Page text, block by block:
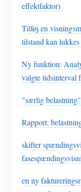
effektfaktor)
Tilføj en
tilstand kan
Ny funktion:
valgte tidsinterval
"særlig belastning"
Rapport:
skifter
en ny